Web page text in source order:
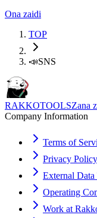
Ona zaidi
TOP
📣SNS
RAKKOTOOLSZana
Company Information
Terms of
Privacy Policy
External
Operating
Work at